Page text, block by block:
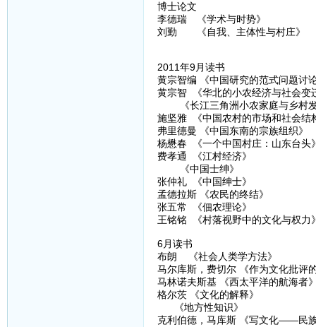
博士论文
李德瑞 《学术与时势》
刘勤 《自我、主体性与村庄》
2011年9月读书
黄宗智编 《中国研究的范式问题讨
黄宗智 《华北的小农经济与社会变
《长江三角洲小农家庭与乡村
施坚雅 《中国农村的市场和社会结
弗里德曼 《中国东南的宗族组织》
杨懋春 《一个中国村庄：山东台头
费孝通 《江村经济》
《中国士绅》
张仲礼 《中国绅士》
孟德拉斯 《农民的终结》
张五常 《佃农理论》
王铭铭 《村落视野中的文化与权力
6月读书
布朗 《社会人类学方法》
马尔库斯，费切尔 《作为文化批
马林诺夫斯基 《西太平洋的航海者
格尔茨 《文化的解释》
《地方性知识》
克利伯德，马库斯 《写文化——民